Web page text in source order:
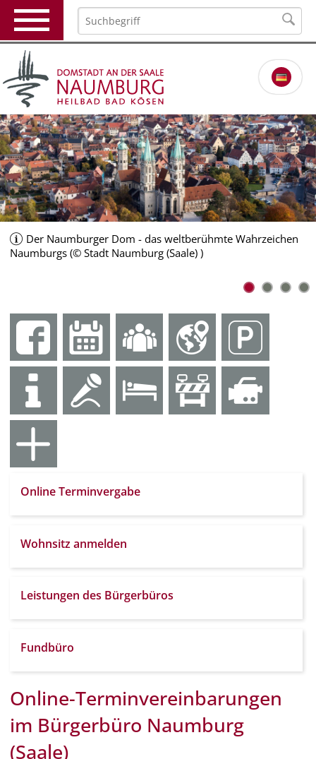
Der Naumburger Dom - das weltberühmte Wahrzeichen
Naumburgs (© Stadt Naumburg (Saale) )
Relaunch_Start_Markt.jpg (© Stadt Naumburg (Saale) )
Online Terminvergabe
Wohnsitz anmelden
Leistungen des Bürgerbüros
Fundbüro
Online-Terminvereinbarungen
im Bürgerbüro Naumburg
(Saale)